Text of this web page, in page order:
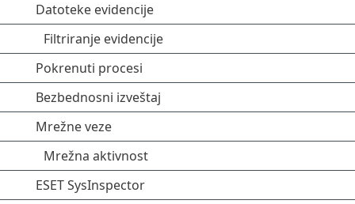
Datoteke evidencije
Filtriranje evidencije
Pokrenuti procesi
Bezbednosni izveštaj
Mrežne veze
Mrežna aktivnost
ESET SysInspector